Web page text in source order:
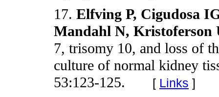
17. Elfving P, Cigudosa
Mandahl N, Kristoferson
7, trisomy 10, and loss of
culture of normal kidney
53:123-125. [ Links ]